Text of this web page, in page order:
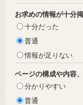
お求めの情報が十分
十分だった
普通
情報が足りない
ページの構成や内容
分かりやすい
普通